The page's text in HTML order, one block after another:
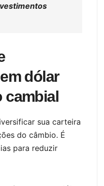
dólar
cambial
sua carteira
do câmbio. É
para reduzir